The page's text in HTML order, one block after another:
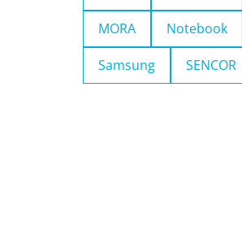
MORA Notebook
Samsung SENCOR